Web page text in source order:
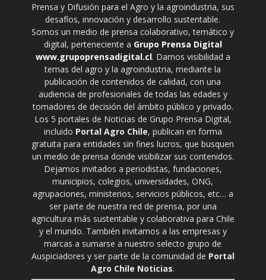
Prensa y Difusión para el Agro y la agroindustria, sus
desafíos, innovación y desarrollo sustentable.
Somos un medio de prensa colaborativo, temático y
digital, perteneciente a Grupo Prensa Digital
www.grupoprensadigital.cl. Damos visibilidad a
temas del agro y la agroindustria, mediante la
publicación de contenidos de calidad, con una
audiencia de profesionales de todas las edades y
tomadores de decisión del ámbito público y privado.
Los 5 portales de Noticias de Grupo Prensa Digital,
incluido Portal Agro Chile, publican en forma
gratuita para entidades sin fines lucros, que busquen
un medio de prensa donde visibilizar sus contenidos.
Dejamos invitados a periodistas, fundaciones,
municipios, colegios, universidades, ONG,
agrupaciones, ministerios, servicios públicos, etc… a
ser parte de nuestra red de prensa, por una
agricultura más sustentable y colaborativa para Chile
y el mundo. También invitamos a las empresas y
marcas a sumarse a nuestro selecto grupo de
Auspiciadores y ser parte de la comunidad de Portal
Agro Chile Noticias.